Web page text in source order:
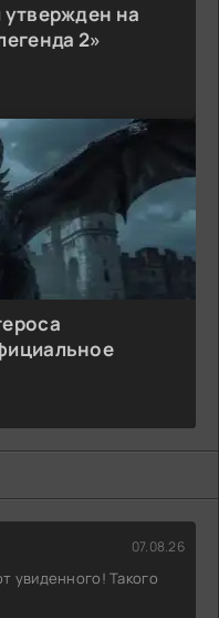
утвержден на
2»
07.08.26
увиденного! Такого